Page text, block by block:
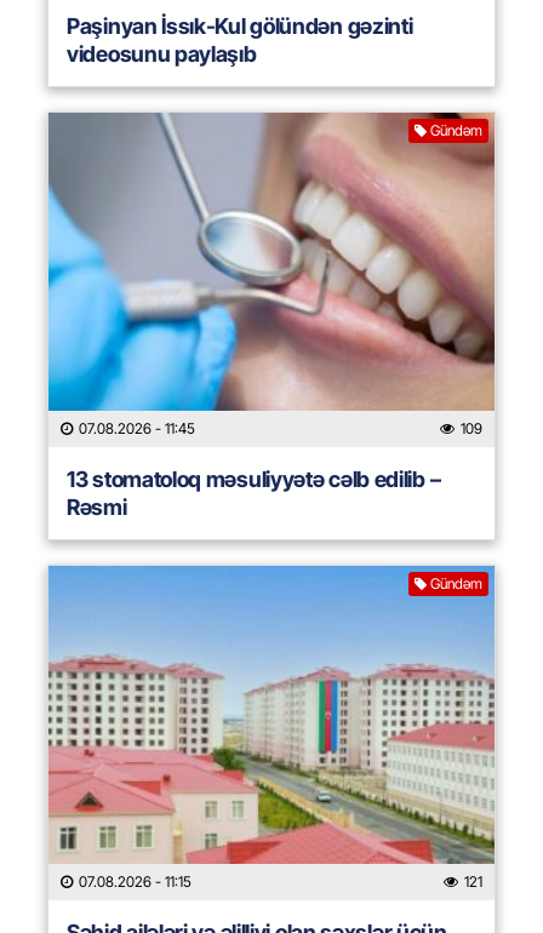
Paşinyan İssık-Kul gölündən gəzinti
videosunu paylaşıb
Gündəm
07.08.2026 - 11:45 109
13 stomatoloq məsuliyyətə cəlb edilib –
Rəsmi
Gündəm
07.08.2026 - 11:15 121